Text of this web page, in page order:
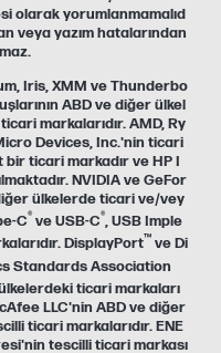
olarak yorumlanmamalıd
veya yazım hatalarından
Iris, XMM ve Thunderbo
ABD ve diğer ülkel
markalarıdır. AMD, Ry
Devices, Inc.'nin ticari
ticari markadır ve HP I
NVIDIA ve GeFor
ülkelerde ticari ve/vey
C® ve USB-C®, USB Imple
DisplayPort™ ve Di
Standards Association
ticari markaları
LLC'nin ABD ve diğer
ticari markalarıdır. ENE
tescilli ticari markası